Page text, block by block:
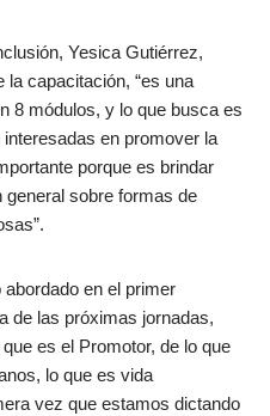
Yesica Gutiérrez,
la capacitación, “es una
8 módulos, y lo que busca es
en promover la
porque es brindar
general sobre formas de
en el primer
de las próximas jornadas,
es el Promotor, de lo que
lo que es vida
vez que estamos dictando